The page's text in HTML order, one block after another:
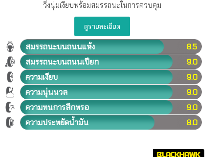
วิ่งนุ่มเงียบพร้อมสมรรถนะในการควบคุม
ดูรายละเอียด
สมรรถนะบนถนนแห้ง
8.5
สมรรถนะบนถนนเปียก
9.0
ความเงียบ
9.0
ความนุ่นนวล
9.0
ความทนการสึกหรอ
9.0
ความประหยัดน้ำมัน
8.0